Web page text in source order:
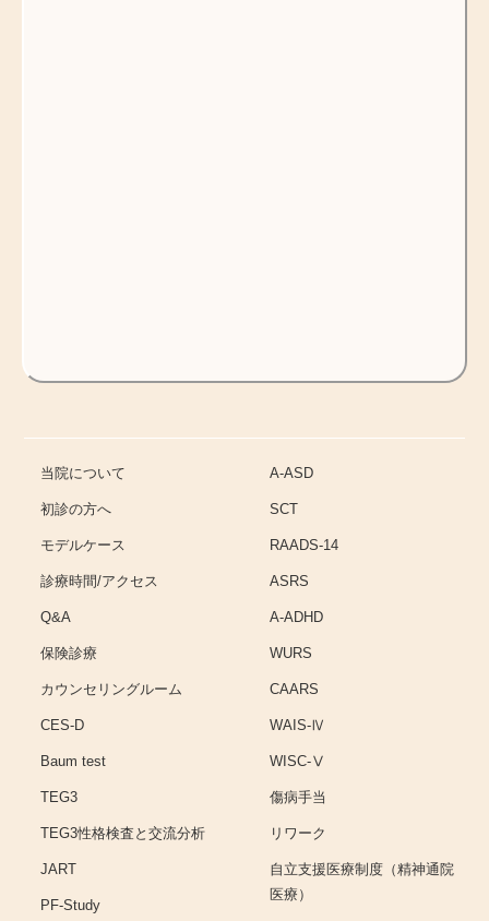
当院について
初診の方へ
モデルケース
診療時間/アクセス
Q&A
保険診療
カウンセリングルーム
CES-D
Baum test
TEG3
TEG3性格検査と交流分析
JART
PF-Study
A-ASD
SCT
RAADS-14
ASRS
A-ADHD
WURS
CAARS
WAIS-Ⅳ
WISC-Ⅴ
傷病手当
リワーク
自立支援医療制度（精神通院
医療）